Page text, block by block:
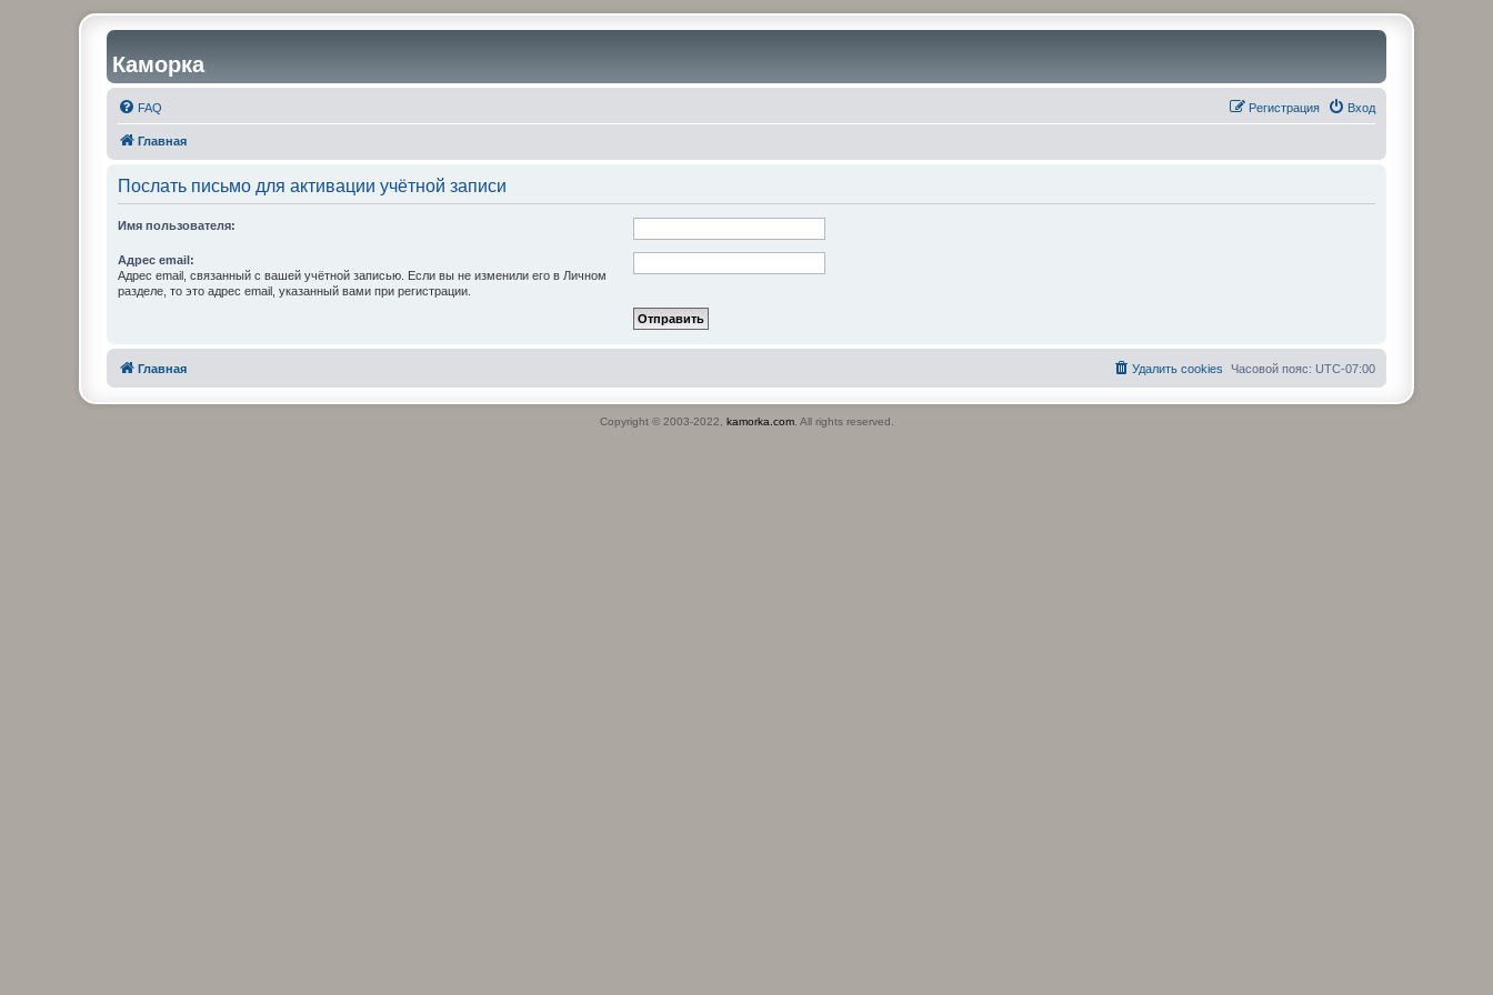
Каморка
FAQ Вход
Регистрация
Главная
Послать письмо для активации учётной записи
Имя пользователя:
Адрес email:
Адрес email, связанный с вашей учётной записью. Если вы не изменили его в Личном
разделе, то это адрес email, указанный вами при регистрации.
Главная Часовой пояс: UTC-07:00
Удалить cookies
Copyright © 2003-2022, kamorka.com. All rights reserved.